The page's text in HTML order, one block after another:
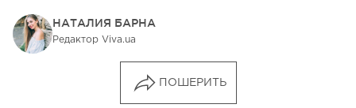
НАТАЛИЯ БАРНА
Редактор Viva.ua
ПОШЕРИТЬ